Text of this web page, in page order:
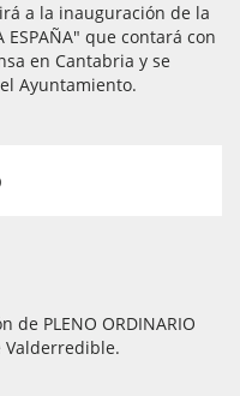
a la inauguración de la
ESPAÑA" que contará con
en Cantabria y se
Ayuntamiento.
de PLENO ORDINARIO
Valderredible.